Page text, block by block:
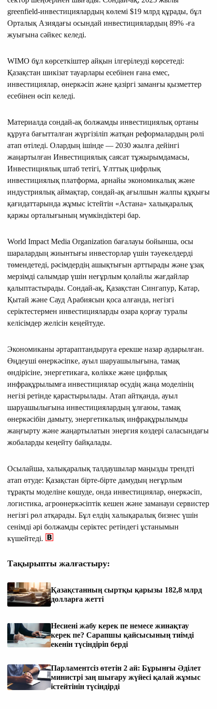
greenfield-инвестициялардың көлемі $19 млрд құрады, бұл
Орталық Азиядағы осындай инвестициялардың 89% -ға
жуығына сәйкес келеді.
WIMO бұл көрсеткіштер айқын ілгерілеуді көрсетеді:
Қазақстан шикізат тауарлары есебінен ғана емес,
инвестициялар, өнеркәсіп және қазіргі заманғы қызметтер
есебінен өсіп келеді.
Материалда сондай-ақ болжамды инвестициялық ортаны
құруға бағытталған жүргізіліп жатқан реформалардың рөлі
атап өтіледі. Олардың ішінде — 2030 жылға дейінгі
жаңартылған Инвестициялық саясат тұжырымдамасы,
Инвестициялық штаб тетігі, Ұлттық цифрлық
инвестициялық платформа, арнайы экономикалық және
индустриялық аймақтар, сондай-ақ ағылшын жалпы құқығы
қағидаттарында жұмыс істейтін «Астана» халықаралық
қаржы орталығының мүмкіндіктері бар.
World Impact Media Organization бағалауы бойынша, осы
шаралардың жиынтығы инвесторлар үшін тәуекелдерді
төмендетеді, рәсімдердің ашықтығын арттырады және ұзақ
мерзімді салымдар үшін неғұрлым қолайлы жағдайлар
қалыптастырады. Сондай-ақ, Қазақстан Сингапур, Катар,
Қытай және Сауд Арабиясын қоса алғанда, негізгі
серіктестермен инвестицияларды өзара қорғау туралы
келісімдер желісін кеңейтуде.
Экономиканы әртараптандыруға ерекше назар аударылған.
Өңдеуші өнеркәсіпке, ауыл шаруашылығына, тамақ
өндірісіне, энергетикаға, көлікке және цифрлық
инфрақұрылымға инвестициялар өсудің жаңа моделінің
негізі ретінде қарастырылады. Атап айтқанда, ауыл
шаруашылығына инвестициялардың ұлғаюы, тамақ
өнеркәсібін дамыту, энергетикалық инфрақұрылымды
жаңғырту және жаңартылатын энергия көздері саласындағы
жобаларды кеңейту байқалады.
Осылайша, халықаралық талдаушылар маңызды трендті
атап өтуде: Қазақстан бірте-бірте дамудың неғұрлым
тұрақты моделіне көшуде, онда инвестициялар, өнеркәсіп,
логистика, агроөнеркәсіптік кешен және заманауи сервистер
негізгі рөл атқарады. Бұл елдің халықаралық бизнес үшін
сенімді әрі болжамды серіктес ретіндегі ұстанымын
күшейтеді.
Тақырыпты жалғастыру:
Қазақстанның сыртқы қарызы 182,8 млрд
долларға жетті
Несиені жабу керек пе немесе жинақтау
керек пе? Сарапшы қайсысының тиімді
екенін түсіндіріп берді
Парламентсіз өтетін 2 ай: Бұрынғы Әділет
министрі заң шығару жүйесі қалай жұмыс
істейтінін түсіндірді